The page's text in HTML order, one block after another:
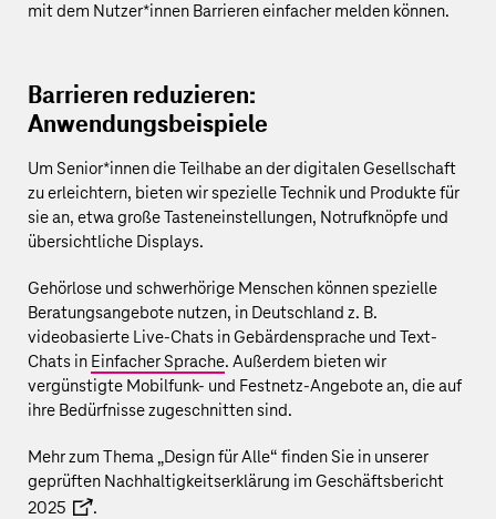
mit dem Nutzer*innen Barrieren einfacher melden können.
Barrieren reduzieren:
Anwendungsbeispiele
Um Senior*innen die Teilhabe an der digitalen Gesellschaft
zu erleichtern, bieten wir spezielle Technik und Produkte für
sie an, etwa große Tasteneinstellungen, Notrufknöpfe und
übersichtliche Displays.
Gehörlose und schwerhörige Menschen können spezielle
Beratungsangebote nutzen, in Deutschland z. B.
videobasierte Live-Chats in Gebärdensprache und Text-
Chats in Einfacher Sprache. Außerdem bieten wir
vergünstigte Mobilfunk- und Festnetz-Angebote an, die auf
ihre Bedürfnisse zugeschnitten sind.
Mehr zum Thema „Design für Alle“ finden Sie in unserer
geprüften Nachhaltigkeitserklärung im Geschäftsbericht
2025
.